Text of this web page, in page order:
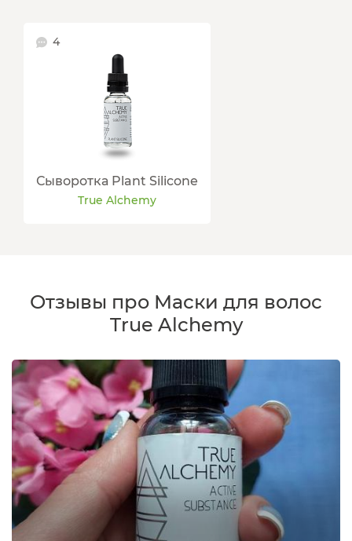
4
Сыворотка Plant Silicone
True Alchemy
Отзывы про Маски для волос
True Alchemy